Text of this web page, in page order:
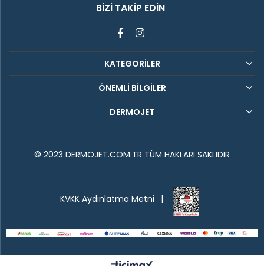
BIZI TAKIP EDIN
KATEGORİLER
ÖNEMLİ BİLGİLER
DERMOJET
© 2023 DERMOJET.COM.TR TÜM HAKLARI SAKLIDIR
KVKK Aydınlatma Metni